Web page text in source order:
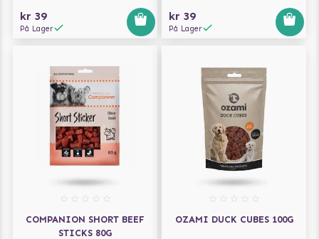
kr 39
På Lager
kr 39
På Lager
COMPANION SHORT BEEF
STICKS 80G
OZAMI DUCK CUBES 100G